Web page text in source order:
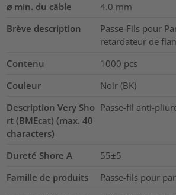
⌀ min. du câble
4.0 mm
Brève description
Passe-Fils pour
retardateur de
Contenu
1000 pcs
Couleur
Noir (BK)
Description Very Sho
rt (BMEcat) (max. 40
characters)
Passe-fil anti-
Dureté Shore A
55±5
Famille de produits
Passe-fils pour